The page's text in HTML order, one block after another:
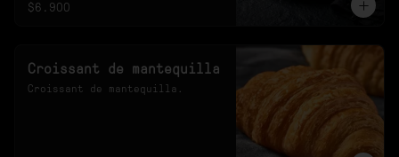
$6.900
Croissant de mantequilla
Croissant de mantequilla.